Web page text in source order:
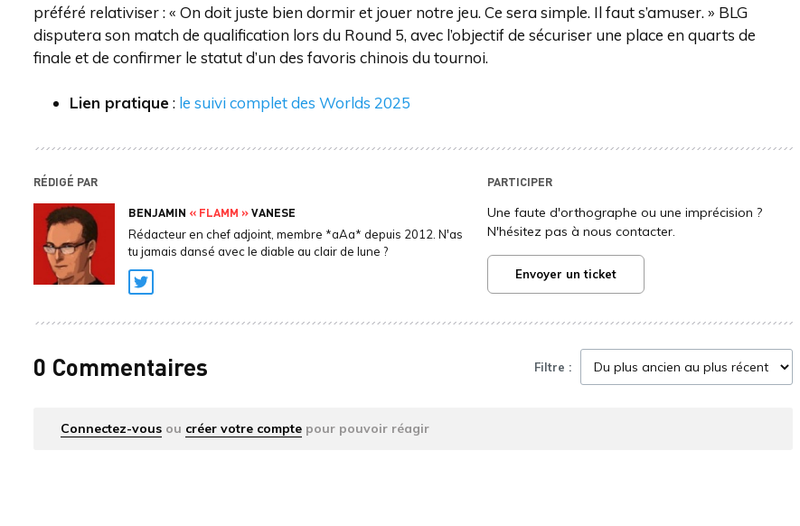
préféré relativiser : « On doit juste bien dormir et jouer notre jeu. Ce sera simple. Il faut s’amuser. » BLG
disputera son match de qualification lors du Round 5, avec l’objectif de sécuriser une place en quarts de
finale et de confirmer le statut d’un des favoris chinois du tournoi.
Lien pratique: le suivi complet des Worlds 2025
RÉDIGÉ PAR
BENJAMIN « FLAMM »VANESE
Rédacteur en chef adjoint, membre *aAa* depuis 2012. N'as
tu jamais dansé avec le diable au clair de lune ?
Twitter
PARTICIPER
Une faute d'orthographe ou une imprécision ?
N'hésitez pas à nous contacter.
Envoyer un ticket
0 Commentaires Filtre :
Connectez-vous ou créer votre compte pour pouvoir réagir